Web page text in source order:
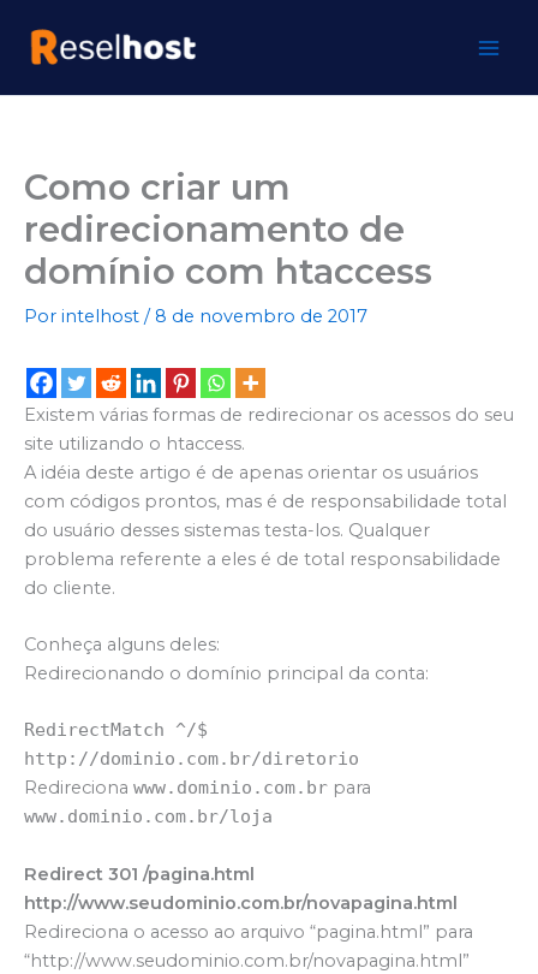
para
conteúdo
Como criar um
redirecionamento de
domínio com htaccess
Por intelhost / 8 de novembro de 2017
Existem várias formas de redirecionar os acessos do seu
site utilizando o htaccess.
A idéia deste artigo é de apenas orientar os usuários
com códigos prontos, mas é de responsabilidade total
do usuário desses sistemas testa-los. Qualquer
problema referente a eles é de total responsabilidade
do cliente.
Conheça alguns deles:
Redirecionando o domínio principal da conta:
RedirectMatch ^/$
http://dominio.com.br/diretorio
Redireciona www.dominio.com.br para
www.dominio.com.br/loja
Redirect 301 /pagina.html
http://www.seudominio.com.br/novapagina.html
Redireciona o acesso ao arquivo “pagina.html” para
“http://www.seudominio.com.br/novapagina.html”